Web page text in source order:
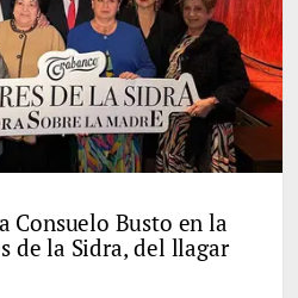
Consuelo Busto en la
de la Sidra, del llagar